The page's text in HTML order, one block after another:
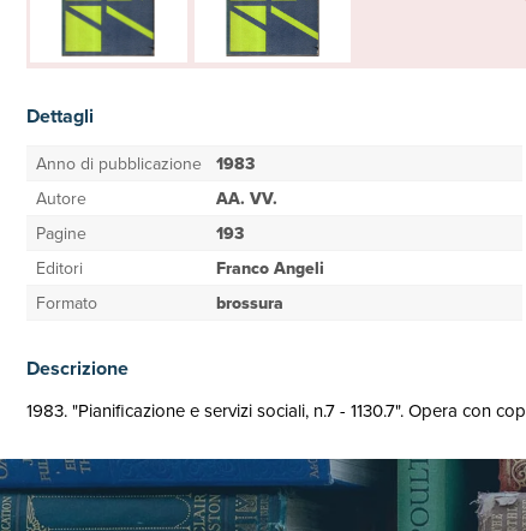
Dettagli
Anno di pubblicazione 1983
Autore
AA. VV.
Pagine
193
Editori
Franco Angeli
Formato
brossura
Descrizione
1983. "Pianificazione e servizi sociali, n.7 - 1130.7". Opera con